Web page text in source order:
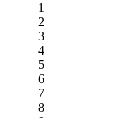
1
2
3
4
5
6
7
8